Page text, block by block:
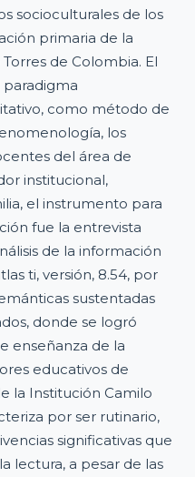
socioculturales de los
primaria de la
de Colombia. El
paradigma
como método de
los
del área de
institucional,
el instrumento para
fue la entrevista
de la información
ti, versión, 8.54, por
sustentadas
donde se logró
enseñanza de la
educativos de
la Institución Camilo
por ser rutinario,
significativas que
lectura, a pesar de las